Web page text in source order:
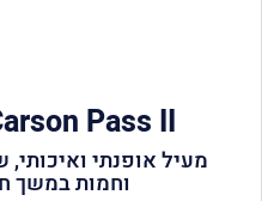
Pass II
מעיל אופנתי
וחמות במשך